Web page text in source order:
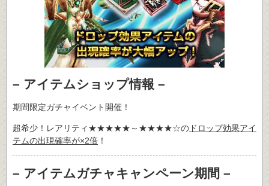
– アイテムショップ情報 –
期間限定ガチャイベント開催！
超希少！レアリティ★★★★★～★★★★☆の ドロップ効果アイ
テムの出現確率が×2倍 ！
– アイテムガチャキャンペーン期間 –